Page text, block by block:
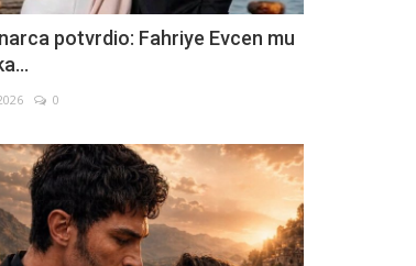
potvrdio: Fahriye Evcen mu
0